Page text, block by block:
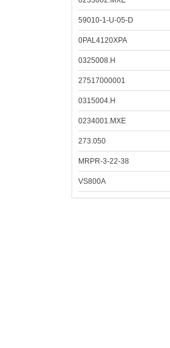
59010-1-U-05-D
0PAL4120XPA
0325008.H
27517000001
0315004.H
0234001.MXE
273.050
MRPR-3-22-38
VS800A